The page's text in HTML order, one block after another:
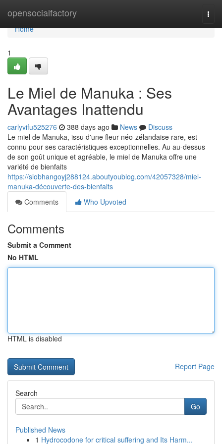
opensocialfactory
Home
Home
1
Le Miel de Manuka : Ses
Avantages Inattendu
carlyvifu525276 388 days ago News
Discuss
Le miel de Manuka, issu d'une fleur néo-zélandaise rare, est
connu pour ses caractéristiques exceptionnelles. Au au-dessus
de son goût unique et agréable, le miel de Manuka offre une
variété de bienfaits
https://siobhangoyj288124.aboutyoublog.com/42057328/miel-
manuka-découverte-des-bienfaits
Comments
Who Upvoted
Comments
Submit a Comment
No HTML
HTML is disabled
Report Page
Search
Go
Published News
1 Hydrocodone for critical suffering and Its Harm...